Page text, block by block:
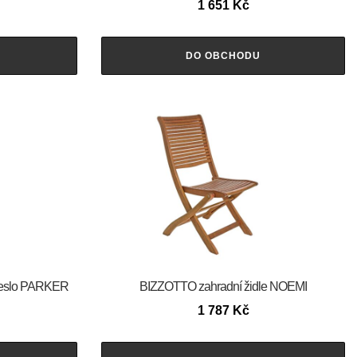
1 651 Kč
DO OBCHODU
PARKER
BIZZOTTO zahradní židle NOEMI
1 787 Kč